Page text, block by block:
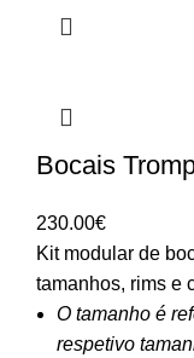
Bocais
230.00€
Kit modular de
tamanhos, rims e
O tamanho é
respetivo